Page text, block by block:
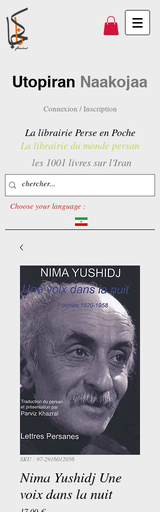
Utopiran Naakojaa
Connexion / Inscription
La librairie Perse en Poche
La librairie du monde persan
les 1001 livres sur l'Iran
Choose your language :
SKU : 97-2916012056
Nima Yushidj Une
voix dans la nuit